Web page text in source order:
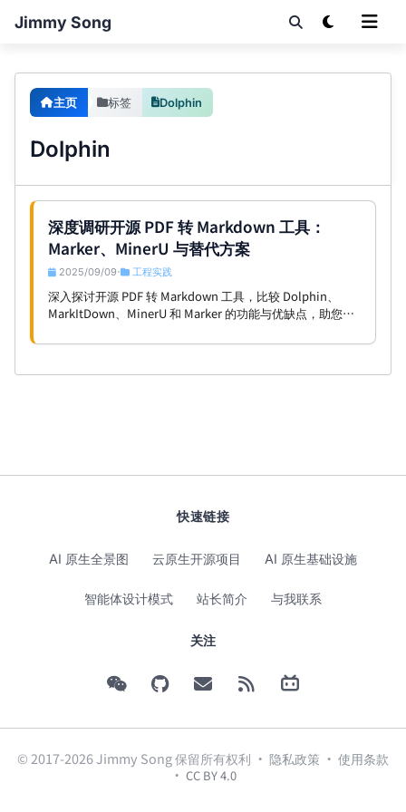
Jimmy Song
主页 标签 Dolphin
Dolphin
深度调研开源 PDF 转 Markdown 工具：
Marker、MinerU 与替代方案
2025/09/09 • 工程实践
深入探讨开源 PDF 转 Markdown 工具，比较 Dolphin、
MarkItDown、MinerU 和 Marker 的功能与优缺点，助您选
快速链接
AI 原生全景图 云原生开源项目 AI 原生基础设施
智能体设计模式 站长简介 与我联系
关注
© 2017-2026 Jimmy Song 保留所有权利 · 隐私政策 · 使用条款
· CC BY 4.0